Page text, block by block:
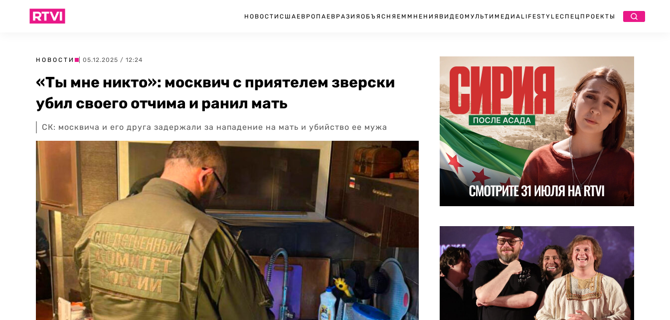
НОВОСТИ США ЕВРОПА ЕВРАЗИЯ ОБЪЯСНЯЕМ МНЕНИЯ ВИДЕО МУЛЬТИМЕДИА LIFESTYLEСПЕЦПРОЕКТЫ
НОВОСТИ | 05.12.2025 / 12:24
«Ты мне никто»: москвич с приятелем зверски
убил своего отчима и ранил мать
СК: москвича и его друга задержали за нападение на мать и убийство ее мужа